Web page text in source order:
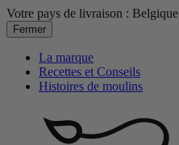
Votre pays de livraison : Belgique
Fermer
La marque
Recettes et Conseils
Histoires de moulins